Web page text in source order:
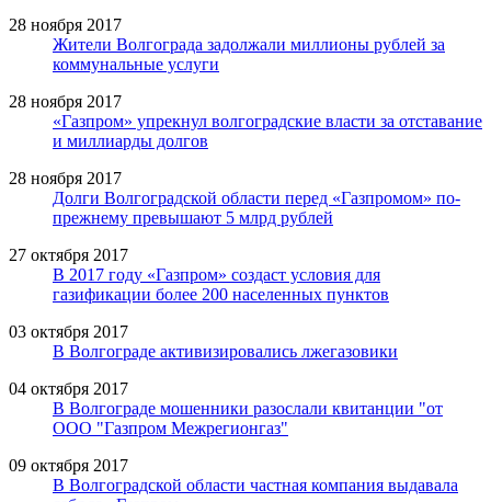
28 ноября 2017
Жители Волгограда задолжали миллионы рублей за
коммунальные услуги
28 ноября 2017
«Газпром» упрекнул волгоградские власти за отставание
и миллиарды долгов
28 ноября 2017
Долги Волгоградской области перед «Газпромом» по-
прежнему превышают 5 млрд рублей
27 октября 2017
В 2017 году «Газпром» создаст условия для
газификации более 200 населенных пунктов
03 октября 2017
В Волгограде активизировались лжегазовики
04 октября 2017
В Волгограде мошенники разослали квитанции "от
ООО "Газпром Межрегионгаз"
09 октября 2017
В Волгоградской области частная компания выдавала